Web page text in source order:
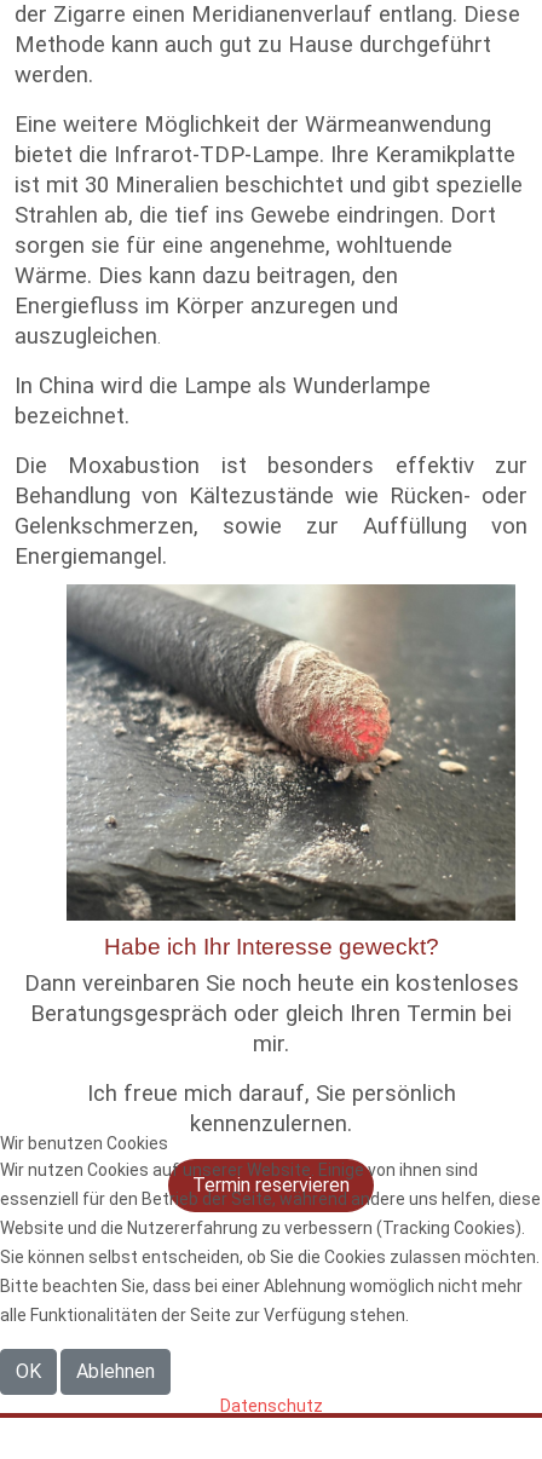
der Zigarre einen Meridianenverlauf entlang. Diese
Methode kann auch gut zu Hause durchgeführt
werden.
Eine weitere Möglichkeit der Wärmeanwendung
bietet die Infrarot-TDP-Lampe. Ihre Keramikplatte
ist mit 30 Mineralien beschichtet und gibt spezielle
Strahlen ab, die tief ins Gewebe eindringen. Dort
sorgen sie für eine angenehme, wohltuende
Wärme. Dies kann dazu beitragen, den
Energiefluss im Körper anzuregen und
auszugleichen
In China wird die Lampe als Wunderlampe
bezeichnet.
Die Moxabustion ist besonders effektiv zur
Behandlung von Kältezustände wie Rücken- oder
Gelenkschmerzen, sowie zur Auffüllung von
Energiemangel.
Habe ich Ihr Interesse geweckt?
Dann vereinbaren Sie noch heute ein kostenloses
Beratungsgespräch oder gleich Ihren Termin bei
mir.
Ich freue mich darauf, Sie persönlich
kennenzulernen.
Termin reservieren
Wir benutzen Cookies
Wir nutzen Cookies auf unserer Website. Einige von ihnen sind
essenziell für den Betrieb der Seite, während andere uns helfen, diese
Website und die Nutzererfahrung zu verbessern (Tracking Cookies).
Sie können selbst entscheiden, ob Sie die Cookies zulassen möchten.
Bitte beachten Sie, dass bei einer Ablehnung womöglich nicht mehr
alle Funktionalitäten der Seite zur Verfügung stehen.
OK Ablehnen
Datenschutz